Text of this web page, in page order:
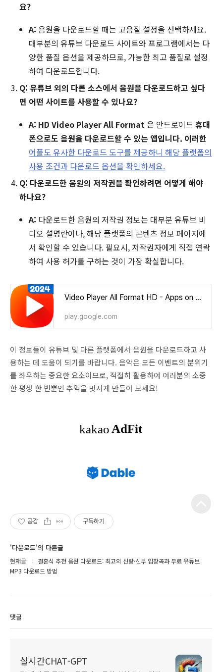
요?
A: 음원을 다운로드할 때는 고음질 설정을 선택하세요.
대부분의 유튜브 다운로드 사이트와 프로그램에서는 다
양한 품질 옵션을 제공하므로, 가능한 최고 품질로 설정
하여 다운로드합니다.
Q: 유튜브 외의 다른 소스에서 음원을 다운로드하고 싶다
면 어떤 사이트를 사용할 수 있나요?
A: HD Video Player All Format 은 안드로이드 휴대
폰으로도 음원을 다운로드할 수 있는 앱입니다. 이러한
어플도 유사한 다운로드 도구를 제공하니 해당 플랫폼의
사용 조건과 다운로드 옵션을 확인하세요.
Q: 다운로드한 음원의 저작권을 확인하려면 어떻게 해야
하나요?
A: 다운로드한 음원의 저작권 정보는 대부분 유튜브 비
디오 설명란이나, 해당 플랫폼의 콘텐츠 정보 페이지에
서 확인할 수 있습니다. 필요시, 저작권자에게 직접 연락
하여 사용 허가를 구하는 것이 가장 확실합니다.
Video Player All Format HD - Apps on Google Play
play.google.com
이 정보들이 유튜브 및 다른 플랫폼에서 음원을 다운로드하고 사
용하는 데 도움이 되기를 바랍니다. 음악은 모든 이벤트의 분위기
를 좌우하는 중요한 요소이므로, 적절히 활용하여 여러분의 소중
한 평생 한 번뿐인 추억을 멋지게 만들어 보세요!
공감 구독하기
'다운로드'의 다른글
현재글
결혼식 추천 음원 다운로드: 최고의 신랑·신부 입장곡과 무료 유튜브
MP3 다운로드 방법
댓글
실시간CHAT-GPT